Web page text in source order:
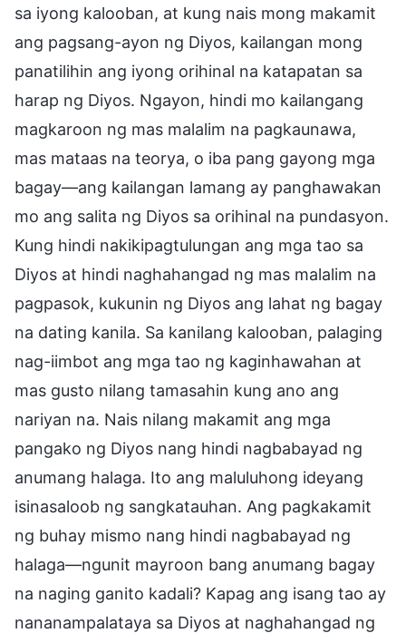
sa iyong kalooban, at kung nais mong makamit
ang pagsang-ayon ng Diyos, kailangan mong
panatilihin ang iyong orihinal na katapatan sa
harap ng Diyos. Ngayon, hindi mo kailangang
magkaroon ng mas malalim na pagkaunawa,
mas mataas na teorya, o iba pang gayong mga
bagay—ang kailangan lamang ay panghawakan
mo ang salita ng Diyos sa orihinal na pundasyon.
Kung hindi nakikipagtulungan ang mga tao sa
Diyos at hindi naghahangad ng mas malalim na
pagpasok, kukunin ng Diyos ang lahat ng bagay
na dating kanila. Sa kanilang kalooban, palaging
nag-iimbot ang mga tao ng kaginhawahan at
mas gusto nilang tamasahin kung ano ang
nariyan na. Nais nilang makamit ang mga
pangako ng Diyos nang hindi nagbabayad ng
anumang halaga. Ito ang maluluhong ideyang
isinasaloob ng sangkatauhan. Ang pagkakamit
ng buhay mismo nang hindi nagbabayad ng
halaga—ngunit mayroon bang anumang bagay
na naging ganito kadali? Kapag ang isang tao ay
nananampalataya sa Diyos at naghahangad ng